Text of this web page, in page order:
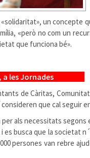
un concepte
«però no com un
que funciona bé».
a les Jornades
de Càritas,
que cal seguir
als necessitats
busca que la societat
persones van rebre